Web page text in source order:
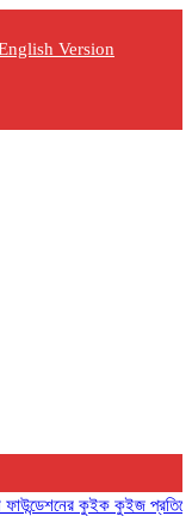
Version
কুইক কুইজ